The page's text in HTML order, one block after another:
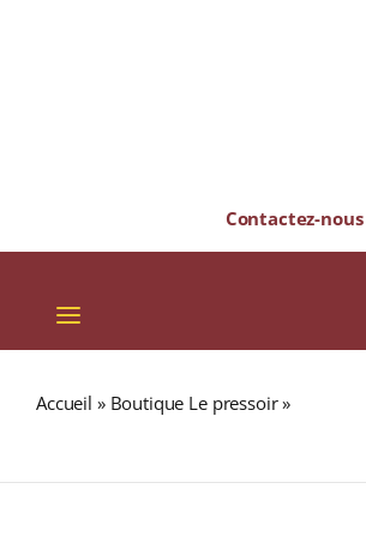
Contactez-
Toggle
Navigation
SPIRITUEUX
Accueil » Boutique Le pressoir»